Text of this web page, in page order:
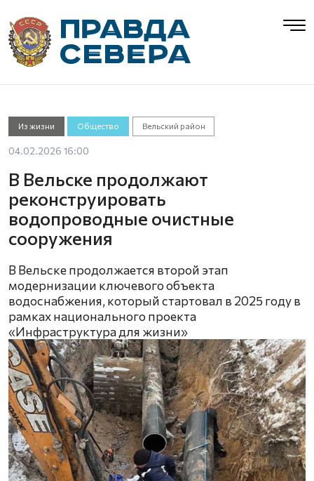
Из жизни Общество Вельский район
04.02.2026 16:00
В Вельске продолжают
реконструировать
водопроводные очистные
сооружения
В Вельске продолжается второй этап
модернизации ключевого объекта
водоснабжения, который стартовал в 2025 году в
рамках национального проекта
«Инфраструктура для жизни»